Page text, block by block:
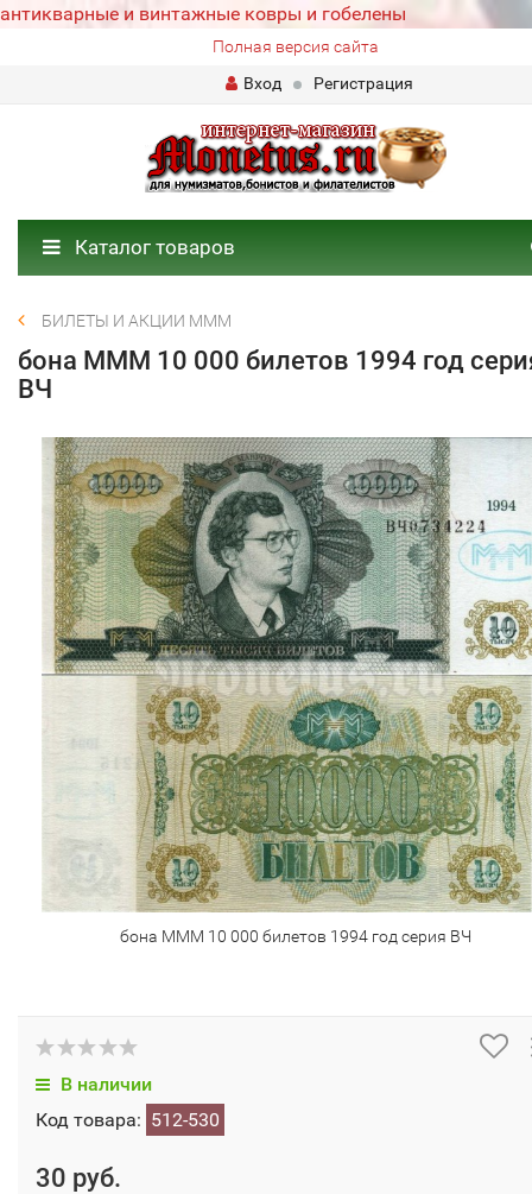
антикварные и винтажные ковры и гобелены
Полная версия сайта
Вход
Регистрация
Каталог товаров
БИЛЕТЫ И АКЦИИ МММ
бона МММ 10 000 билетов 1994 год
ВЧ
бона МММ 10 000 билетов 1994 год серия ВЧ
В наличии
Код товара: 512-530
30 руб.